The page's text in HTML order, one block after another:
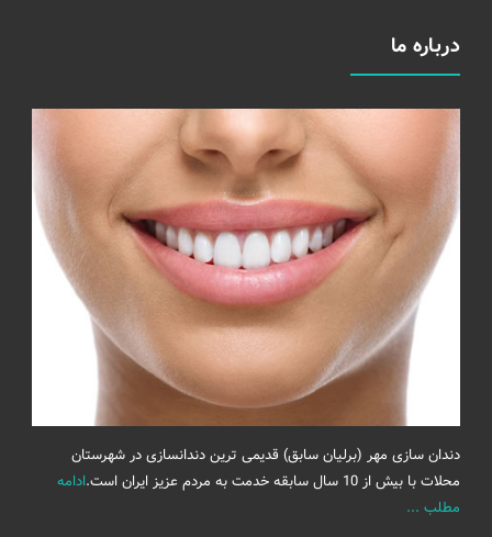
درباره ما
دندان سازی مهر (برلیان سابق) قدیمی ترین دندانسازی در شهرستان
محلات با بیش از 10 سال سابقه خدمت به مردم عزیز ایران است.
ادامه
مطلب ...